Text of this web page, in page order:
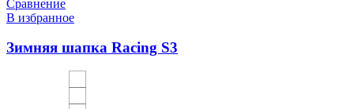
Сравнение
В избранное
Зимняя шапка Racing S3